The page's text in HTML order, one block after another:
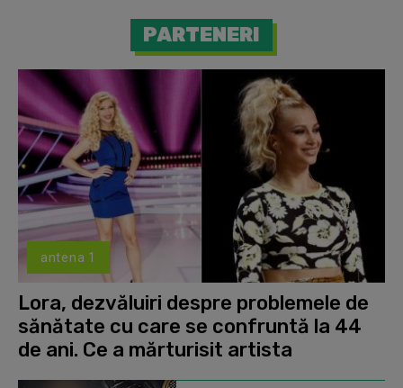
PARTENERI
antena 1
Lora, dezvăluiri despre problemele de
sănătate cu care se confruntă la 44
de ani. Ce a mărturisit artista